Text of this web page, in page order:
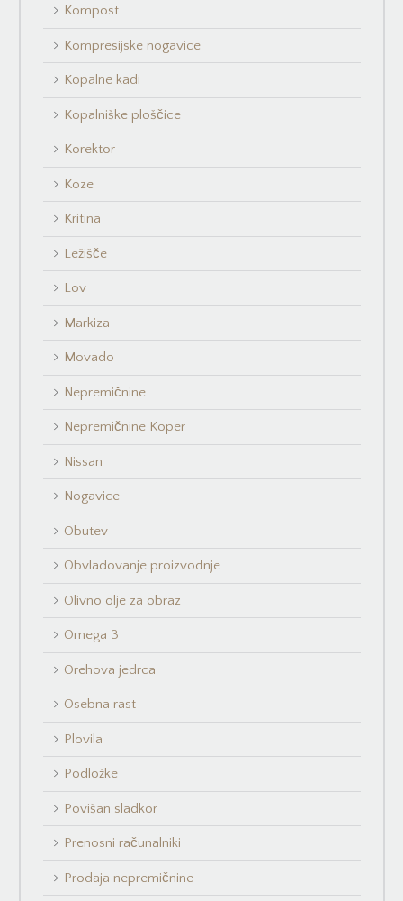
Kompost
Kompresijske nogavice
Kopalne kadi
Kopalniške ploščice
Korektor
Koze
Kritina
Ležišče
Lov
Markiza
Movado
Nepremičnine
Nepremičnine Koper
Nissan
Nogavice
Obutev
Obvladovanje proizvodnje
Olivno olje za obraz
Omega 3
Orehova jedrca
Osebna rast
Plovila
Podložke
Povišan sladkor
Prenosni računalniki
Prodaja nepremičnine